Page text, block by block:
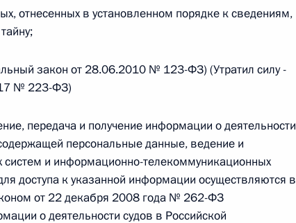
г. № 250-ФЗ
г. № 266-ФЗ
отнесенных в установленном порядке к сведениям,
закон от 28.06.2010 № 123-ФЗ) (Утратил силу -
№ 223-ФЗ)
передача и получение информации о деятельности
персональные данные, ведение и
и информационно-телекоммуникационных
доступа к указанной информации осуществляются в
от 22 декабря 2008 года № 262-ФЗ
о деятельности судов в Российской